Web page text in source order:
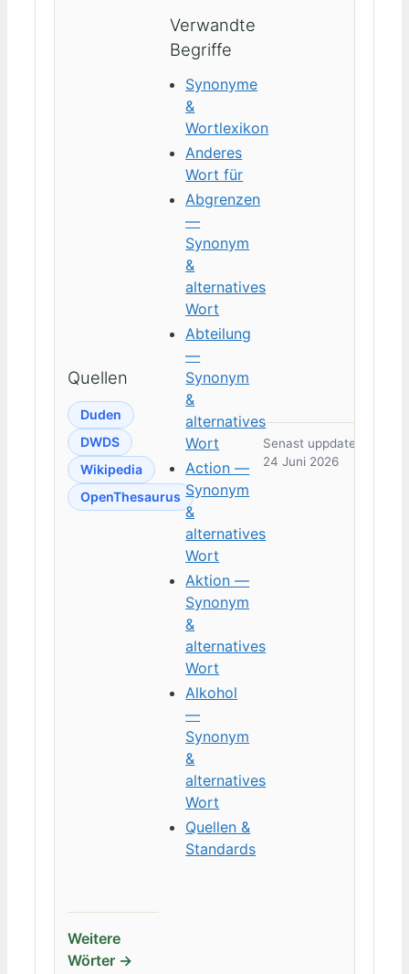
Quellen
Duden
DWDS
Wikipedia
OpenThesaurus
Verwandte
Begriffe
Synonyme
&
Wortlexikon
Anderes
Wort für
Abgrenzen
—
Synonym
&
alternatives
Wort
Abteilung
—
Synonym
&
alternatives
Wort
Action —
Synonym
&
alternatives
Wort
Aktion —
Synonym
&
alternatives
Wort
Alkohol
—
Synonym
&
alternatives
Wort
Quellen &
Standards
Senast uppdaterad:
24 Juni 2026
Weitere
Wörter →